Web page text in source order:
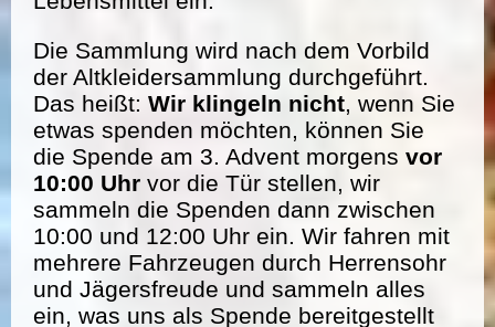
Die Sammlung wird nach dem Vorbild
der Altkleidersammlung durchgeführt.
Das heißt: Wir klingeln nicht, wenn Sie
etwas spenden möchten, können Sie
die Spende am 3. Advent morgens vor
10:00 Uhr vor die Tür stellen, wir
sammeln die Spenden dann zwischen
10:00 und 12:00 Uhr ein. Wir fahren mit
mehrere Fahrzeugen durch Herrensohr
und Jägersfreude und sammeln alles
ein, was uns als Spende bereitgestellt